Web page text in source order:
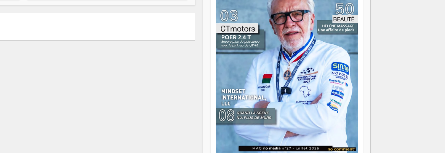
oui, on pourrait s'arrêter là, applaudir et
rentrer chez soi satisfait. Mais ce serait
passer à côté d'une chose essentielle. La
fougue, ça brûle fort — et parfois, ça brûle
vite. Une flamme sans direction peut
éclairer autant qu'elle peut consumer. C'est
là que les aînés entrent en scène — pas
pour reprendre le gouvernail, mais pour
montrer où sont les récifs. Les jeunes ont la
force, les vieux ont l'expérience, comme on
dit. Ce n'est pas un combat de générations
— c'est une question d'équipage. Partagez
vos réussites, mais aussi vos échecs. Surtout
vos échecs, d'ailleurs — ils enseignent
mieux que n'importe quel manuel. À
Madagascar, la barque avance. Il faut juste
s'assurer que tout le monde rame dans le